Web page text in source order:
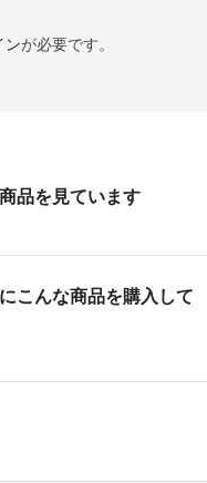
ンが必要です。
品を見ています
こんな商品を購入して